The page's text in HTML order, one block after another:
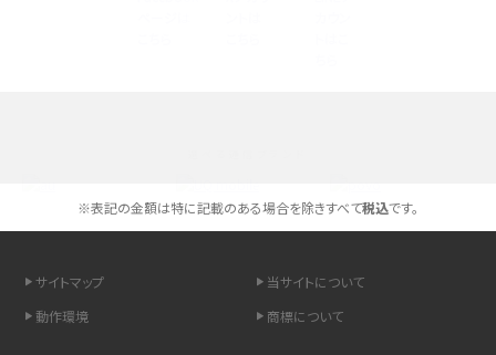
高校生にスマホ制限は必要？所持率やメリット・デメリットを詳しく紹介
スマホのネット通信速度が遅い原因は？すぐできる対処法や見直すポイントを解
※表記の金額は特に記載のある場合を除きすべて税込です。
サイトマップ
当サイトについて
動作環境
商標について